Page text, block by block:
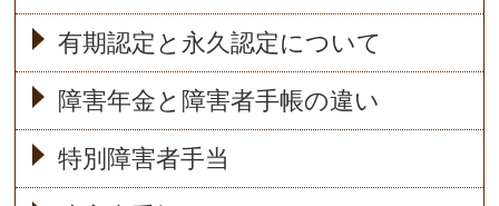
有期認定と永久認定について
障害年金と障害者手帳の違い
特別障害者手当